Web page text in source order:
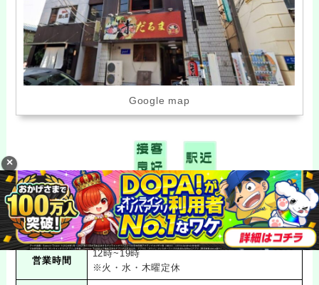
Google map
ショップ名
コレクションカード専門店ばず～か～ 高崎本
店
営業時間
12時~19時
※火・水・木曜定休